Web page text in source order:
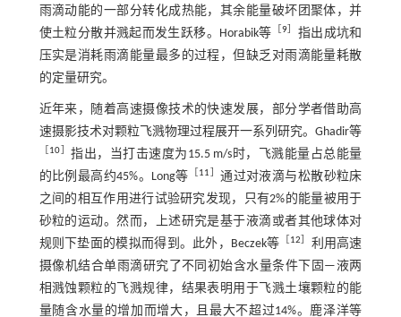
雨滴动能的一部分转化成热能，其余能量破坏团聚体，并
使土粒分散并溅起而发生跃移。Horabik等 ［9
指出成坑和
压实是消耗雨滴能量最多的过程，但缺乏对雨滴能量耗散
的定量研究。
近年来，随着高速摄像技术的快速发展，部分学者借助高
速摄影技术对颗粒飞溅物理过程展开一系列研究。Ghadir等
10 ］指出，当打击速度为15.5 m/s时，飞溅能量占总能量
的比例最高约45%。Long等
11 ］通过对液滴与松散砂粒床
之间的相互作用进行试验研究发现，只有2%的能量被用于
砂粒的运动。然而，上述研究是基于液滴或者其他球体对
规则下垫面的模拟而得到。此外，Beczek等
12
利用高速
摄像机结合单雨滴研究了不同初始含水量条件下固—液两
相溅蚀颗粒的飞溅规律，结果表明用于飞溅土壤颗粒的能
量随含水量的增加而增大，且最大不超过14%。鹿泽洋等